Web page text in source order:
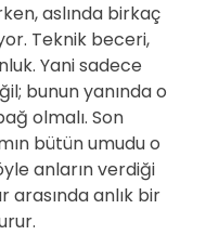
aslında birkaç
Teknik beceri,
Yani sadece
bunun yanında o
olmalı. Son
bütün umudu o
anların verdiği
arasında anlık bir